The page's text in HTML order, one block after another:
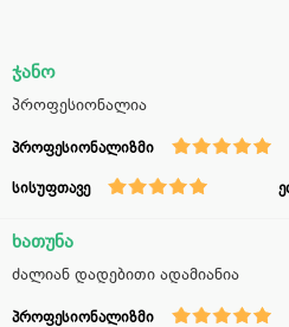
ჯანო
პროფესიონალია
პროფესიონალიზმი
სისუფთავე
ხათუნა
ძალიან დადებითი ადამიანია
პროფესიონალიზმი